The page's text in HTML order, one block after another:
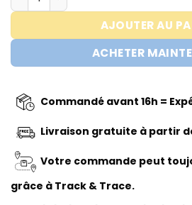
AJOUTER AU
ACHETER
Commandé avant 16h =
Livraison gratuite à partir
Votre commande peut
grâce à Track & Trace.